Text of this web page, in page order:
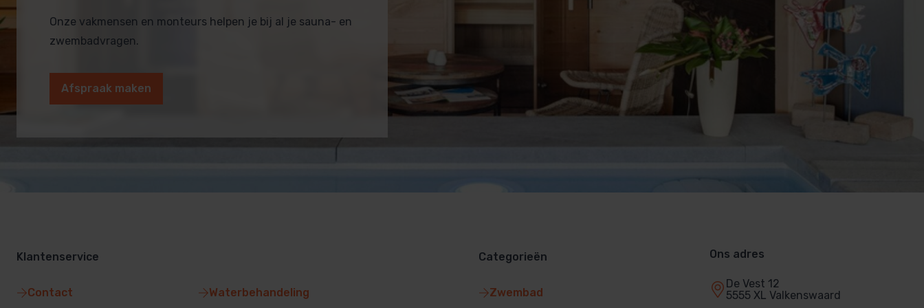
Onze vakmensen en monteurs helpen je bij al je sauna- en
zwembadvragen.
Afspraak maken
Klantenservice
Contact
Waterbehandeling
Categorieën
Zwembad
Ons adres
De Vest 12
5555 XL Valkenswaard